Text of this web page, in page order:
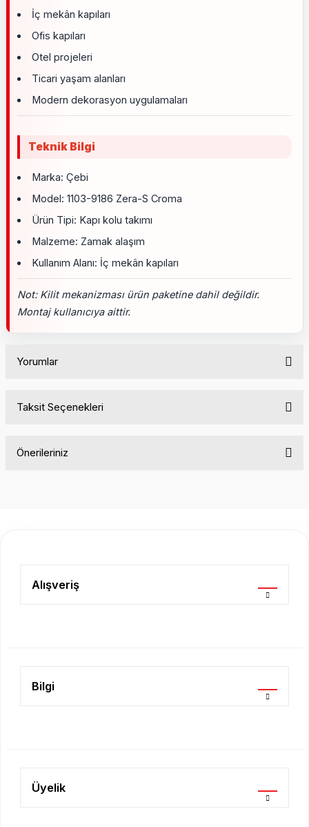
İç mekân kapıları
Ofis kapıları
Otel projeleri
Ticari yaşam alanları
Modern dekorasyon uygulamaları
Teknik Bilgi
Marka: Çebi
Model: 1103-9186 Zera-S Croma
Ürün Tipi: Kapı kolu takımı
Malzeme: Zamak alaşım
Kullanım Alanı: İç mekân kapıları
Not: Kilit mekanizması ürün paketine dahil değildir.
Montaj kullanıcıya aittir.
Yorumlar
Taksit Seçenekleri
Önerileriniz
Ürün açıklamasında eksik bilgiler bulunuyor.
Alışveriş
Bilgi
Üyelik